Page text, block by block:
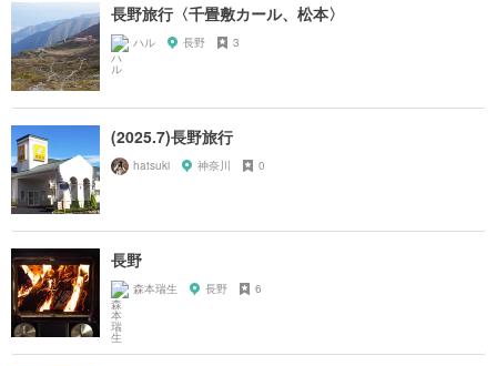
長野旅行〈千畳敷カール、松本〉
ハル 長野 3
(2025.7)長野旅行
hatsuki 神奈川 0
長野
森本瑞生 長野 6